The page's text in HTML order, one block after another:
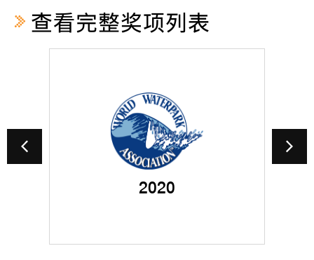
查看完整奖项列表
2020
前沿奖
创新
-
全套乐园滑道组合
润山水上乐园